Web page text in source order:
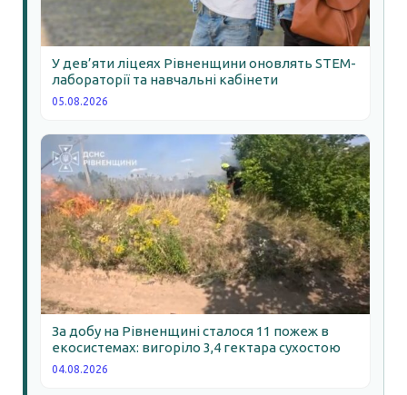
У дев’яти ліцеях Рівненщини оновлять STEM-
лабораторії та навчальні кабінети
05.08.2026
За добу на Рівненщині сталося 11 пожеж в
екосистемах: вигоріло 3,4 гектара сухостою
04.08.2026